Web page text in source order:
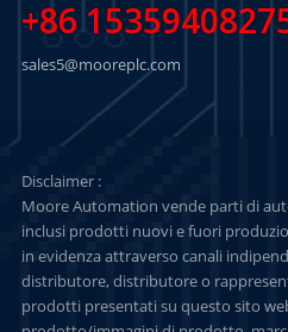
+86
sales5@mooreplc.com
Disclaimer :
Moore Automation vende parti di
inclusi prodotti nuovi e fuori
in evidenza attraverso canali
distributore, distributore o
prodotti presentati su questo sito